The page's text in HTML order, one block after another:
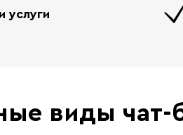
услуги
виды чат-